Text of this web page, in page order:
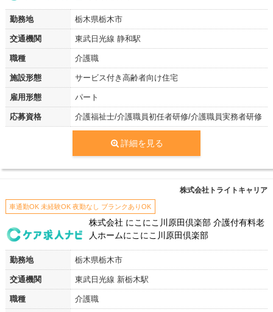
勤務地 栃木県栃木市
交通機関 東武日光線 静和駅
職種 介護職
施設形態 サービス付き高齢者向け住宅
雇用形態 パート
応募資格 介護福祉士/介護職員初任者研修/介護職員実務者研修
詳細を見る
株式会社トライトキャリア
車通勤OK 未経験OK 夜勤なし ブランクありOK
株式会社 にこにこ川原田倶楽部 介護付有料老
人ホームにこにこ川原田倶楽部
勤務地 栃木県栃木市
交通機関 東武日光線 新栃木駅
職種 介護職